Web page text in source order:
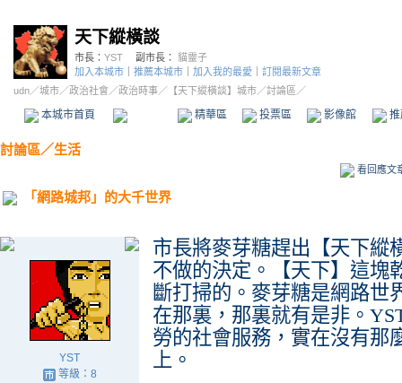
天下縱橫談
市長： YST 副市長： 貓靈子
加入本城市
推薦本城市 加入我的最愛
訂閱最新文章
udn／城市／政治社會 ／政治時事／ 【天下縱橫談】城市／討論區／
本城市首頁 精華區 投票區 影像館
討論區／生活
看回應文
「網路城邦」的大千世界
YST
等級：8
市長將麥芽糖趕出【天下縱
不做的決定。【天下】這塊
斷打掃的。麥芽糖是網路世
在那裏，那裏就有是非。
勞的社會服務，實在沒有那
上。